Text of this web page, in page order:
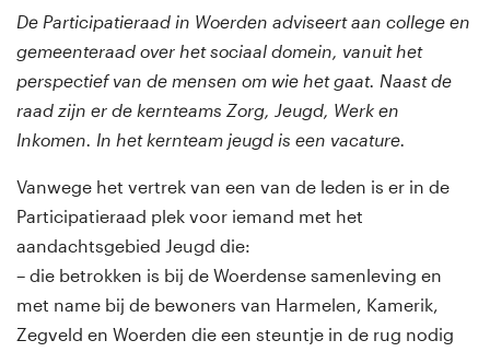
De Participatieraad in Woerden adviseert aan college en
gemeenteraad over het sociaal domein, vanuit het
perspectief van de mensen om wie het gaat. Naast de
raad zijn er de kernteams Zorg, Jeugd, Werk en
Inkomen. In het kernteam jeugd is een vacature.
Vanwege het vertrek van een van de leden is er in de
Participatieraad plek voor iemand met het
aandachtsgebied Jeugd die:
– die betrokken is bij de Woerdense samenleving en
met name bij de bewoners van Harmelen, Kamerik,
Zegveld en Woerden die een steuntje in de rug nodig